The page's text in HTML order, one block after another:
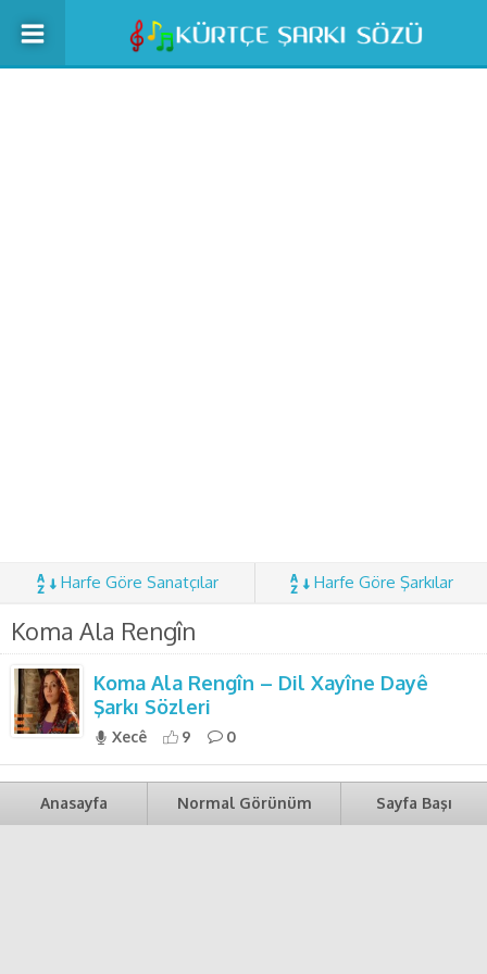
Harfe Göre Sanatçılar Harfe Göre Şarkılar
Koma Ala Rengîn
Koma Ala Rengîn – Dil Xayîne Dayê
Şarkı Sözleri
Xecê 9 0
Anasayfa Normal Görünüm Sayfa Başı